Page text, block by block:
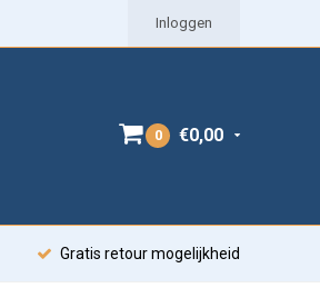
Inloggen
0 €0,00
Gratis retour mogelijkheid